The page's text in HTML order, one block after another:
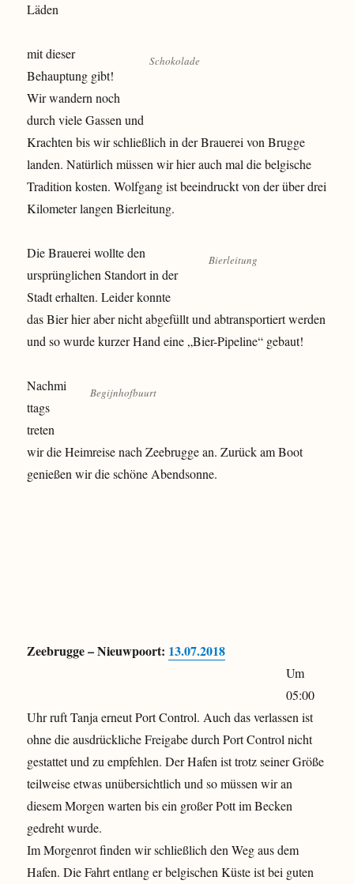
Läden
Schokolade
mit dieser
Behauptung gibt!
Wir wandern noch
durch viele Gassen und
Krachten bis wir schließlich in der Brauerei von Brugge
landen. Natürlich müssen wir hier auch mal die belgische
Tradition kosten. Wolfgang ist beeindruckt von der über drei
Kilometer langen Bierleitung.
Bierleitung
Die Brauerei wollte den
ursprünglichen Standort in der
Stadt erhalten. Leider konnte
das Bier hier aber nicht abgefüllt und abtransportiert werden
und so wurde kurzer Hand eine „Bier-Pipeline“ gebaut!
Begijnhofbuurt
Nachmi
ttags
treten
wir die Heimreise nach Zeebrugge an. Zurück am Boot
genießen wir die schöne Abendsonne.
Zeebrugge – Nieuwpoort: 13.07.2018
Um
05:00
Uhr ruft Tanja erneut Port Control. Auch das verlassen ist
ohne die ausdrückliche Freigabe durch Port Control nicht
gestattet und zu empfehlen. Der Hafen ist trotz seiner Größe
teilweise etwas unübersichtlich und so müssen wir an
diesem Morgen warten bis ein großer Pott im Becken
gedreht wurde.
Im Morgenrot finden wir schließlich den Weg aus dem
Hafen. Die Fahrt entlang er belgischen Küste ist bei guten